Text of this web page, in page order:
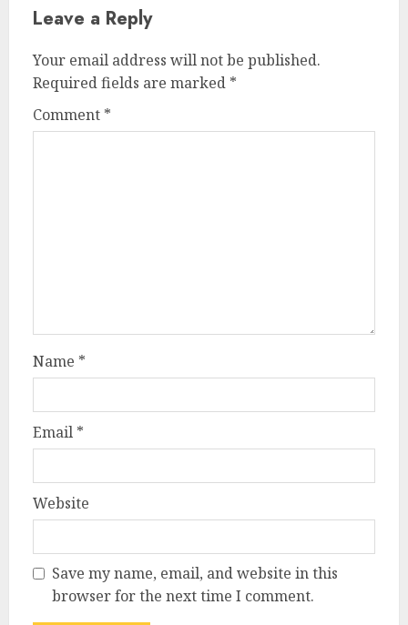
Leave a Reply
Your email address will not be published.
Required fields are marked *
Comment *
Name *
Email *
Website
Save my name, email, and website in this
browser for the next time I comment.